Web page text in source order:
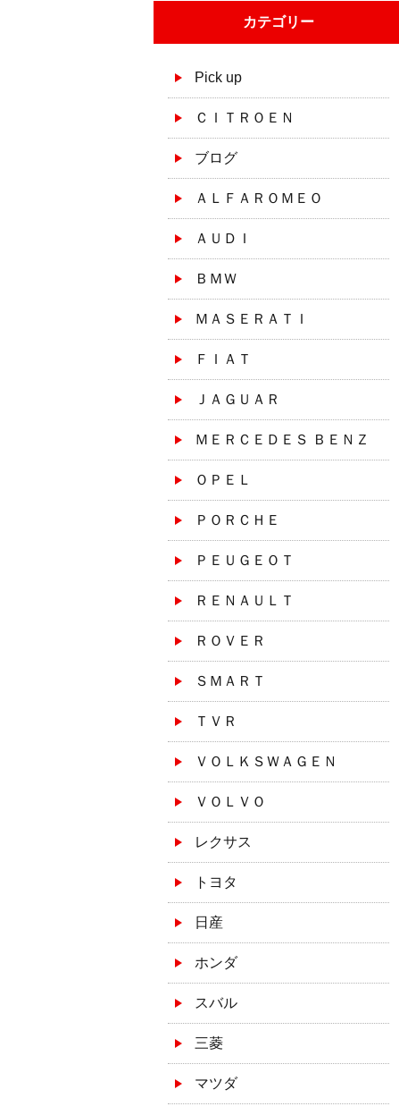
カテゴリー
Pick up
ＣＩＴＲＯＥＮ
ブログ
ＡＬＦＡＲＯＭＥＯ
ＡＵＤＩ
ＢＭＷ
ＭＡＳＥＲＡＴＩ
ＦＩＡＴ
ＪＡＧＵＡＲ
ＭＥＲＣＥＤＥＳ ＢＥＮＺ
ＯＰＥＬ
ＰＯＲＣＨＥ
ＰＥＵＧＥＯＴ
ＲＥＮＡＵＬＴ
ＲＯＶＥＲ
ＳＭＡＲＴ
ＴＶＲ
ＶＯＬＫＳＷＡＧＥＮ
ＶＯＬＶＯ
レクサス
トヨタ
日産
ホンダ
スバル
三菱
マツダ